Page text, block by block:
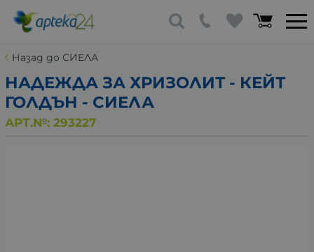
Назад до СИЕЛА
НАДЕЖДА ЗА ХРИЗОЛИТ - КЕЙТ
ГОЛДЪН - СИЕЛА
АРТ.№: 293227